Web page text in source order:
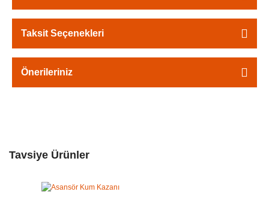
Taksit Seçenekleri
Önerileriniz
Tavsiye Ürünler